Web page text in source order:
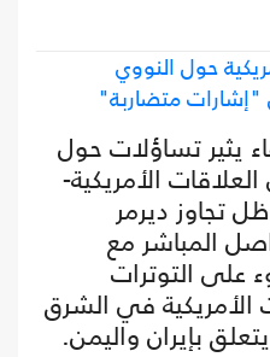
حول النووي
"إشارات متضاربة"
يثير تساؤلات حول
العلاقات الأمريكية-
تجاوز ديرمر
المباشر مع
على التوترات
الأمريكية في الشرق
بإيران واليمن.